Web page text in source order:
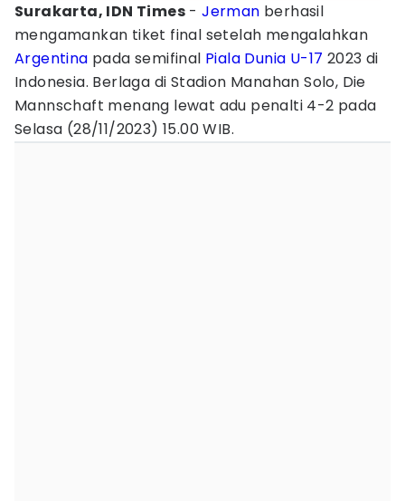
Surakarta, IDN Times -Jerman berhasil
mengamankan tiket final setelah mengalahkan
Argentina pada semifinal Piala Dunia U-17 2023 di
Indonesia. Berlaga di Stadion Manahan Solo, Die
Mannschaft menang lewat adu penalti 4-2 pada
Selasa (28/11/2023) 15.00 WIB.